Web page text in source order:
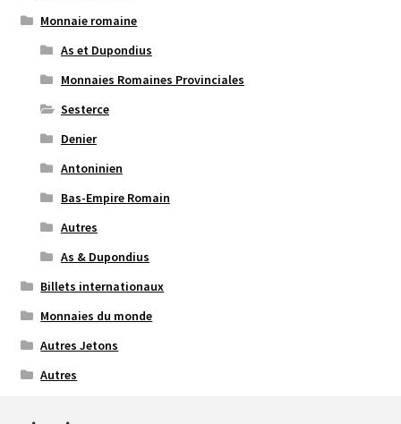
Monnaie romaine
As et Dupondius
Monnaies Romaines Provinciales
Sesterce
Denier
Antoninien
Bas-Empire Romain
Autres
As & Dupondius
Billets internationaux
Monnaies du monde
Autres Jetons
Autres